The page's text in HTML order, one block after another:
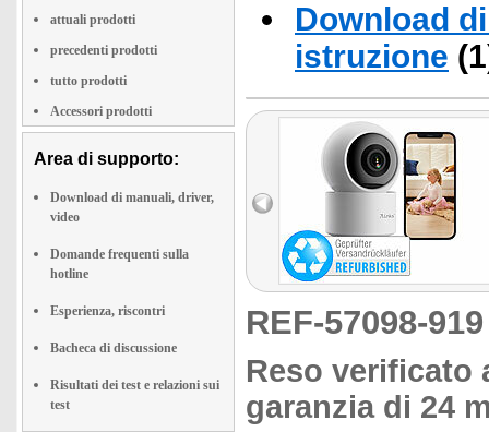
attuali prodotti
precedenti prodotti
tutto prodotti
Accessori prodotti
Area di supporto:
Download di manuali, driver,
video
Domande frequenti sulla
hotline
Esperienza, riscontri
Bacheca di discussione
Risultati dei test e relazioni sui
test
Download
istruzione
REF-57098-
Reso verificato
garanzia di 24